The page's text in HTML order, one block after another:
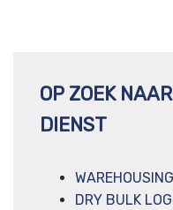
OP ZOEK
DIENST
WAREHOUSING
DRY BULK